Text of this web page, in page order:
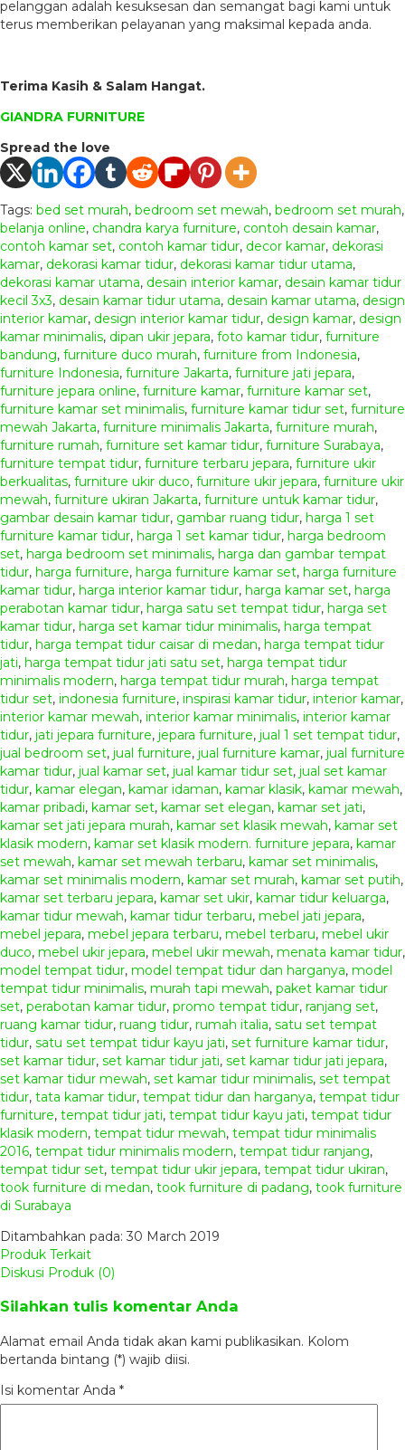
pelanggan adalah kesuksesan dan semangat bagi kami untuk
terus memberikan pelayanan yang maksimal kepada anda.
Terima Kasih & Salam Hangat.
GIANDRA FURNITURE
Spread the love
Tags: bed set murah, bedroom set mewah, bedroom set murah,
belanja online, chandra karya furniture, contoh desain kamar,
contoh kamar set, contoh kamar tidur, decor kamar, dekorasi
kamar, dekorasi kamar tidur, dekorasi kamar tidur utama,
dekorasi kamar utama, desain interior kamar, desain kamar tidur
kecil 3x3, desain kamar tidur utama, desain kamar utama, design
interior kamar, design interior kamar tidur, design kamar, design
kamar minimalis, dipan ukir jepara, foto kamar tidur, furniture
bandung, furniture duco murah, furniture from Indonesia,
furniture Indonesia, furniture Jakarta, furniture jati jepara,
furniture jepara online, furniture kamar, furniture kamar set,
furniture kamar set minimalis, furniture kamar tidur set, furniture
mewah Jakarta, furniture minimalis Jakarta, furniture murah,
furniture rumah, furniture set kamar tidur, furniture Surabaya,
furniture tempat tidur, furniture terbaru jepara, furniture ukir
berkualitas, furniture ukir duco, furniture ukir jepara, furniture ukir
mewah, furniture ukiran Jakarta, furniture untuk kamar tidur,
gambar desain kamar tidur, gambar ruang tidur, harga 1 set
furniture kamar tidur, harga 1 set kamar tidur, harga bedroom
set, harga bedroom set minimalis, harga dan gambar tempat
tidur, harga furniture, harga furniture kamar set, harga furniture
kamar tidur, harga interior kamar tidur, harga kamar set, harga
perabotan kamar tidur, harga satu set tempat tidur, harga set
kamar tidur, harga set kamar tidur minimalis, harga tempat
tidur, harga tempat tidur caisar di medan, harga tempat tidur
jati, harga tempat tidur jati satu set, harga tempat tidur
minimalis modern, harga tempat tidur murah, harga tempat
tidur set, indonesia furniture, inspirasi kamar tidur, interior kamar,
interior kamar mewah, interior kamar minimalis, interior kamar
tidur, jati jepara furniture, jepara furniture, jual 1 set tempat tidur,
jual bedroom set, jual furniture, jual furniture kamar, jual furniture
kamar tidur, jual kamar set, jual kamar tidur set, jual set kamar
tidur, kamar elegan, kamar idaman, kamar klasik, kamar mewah,
kamar pribadi, kamar set, kamar set elegan, kamar set jati,
kamar set jati jepara murah, kamar set klasik mewah, kamar set
klasik modern, kamar set klasik modern. furniture jepara, kamar
set mewah, kamar set mewah terbaru, kamar set minimalis,
kamar set minimalis modern, kamar set murah, kamar set putih,
kamar set terbaru jepara, kamar set ukir, kamar tidur keluarga,
kamar tidur mewah, kamar tidur terbaru, mebel jati jepara,
mebel jepara, mebel jepara terbaru, mebel terbaru, mebel ukir
duco, mebel ukir jepara, mebel ukir mewah, menata kamar tidur,
model tempat tidur, model tempat tidur dan harganya, model
tempat tidur minimalis, murah tapi mewah, paket kamar tidur
set, perabotan kamar tidur, promo tempat tidur, ranjang set,
ruang kamar tidur, ruang tidur, rumah italia, satu set tempat
tidur, satu set tempat tidur kayu jati, set furniture kamar tidur,
set kamar tidur, set kamar tidur jati, set kamar tidur jati jepara,
set kamar tidur mewah, set kamar tidur minimalis, set tempat
tidur, tata kamar tidur, tempat tidur dan harganya, tempat tidur
furniture, tempat tidur jati, tempat tidur kayu jati, tempat tidur
klasik modern, tempat tidur mewah, tempat tidur minimalis
2016, tempat tidur minimalis modern, tempat tidur ranjang,
tempat tidur set, tempat tidur ukir jepara, tempat tidur ukiran,
took furniture di medan, took furniture di padang, took furniture
di Surabaya
Ditambahkan pada: 30 March 2019
Produk Terkait
Diskusi Produk (0)
Silahkan tulis komentar Anda
Alamat email Anda tidak akan kami publikasikan. Kolom
bertanda bintang (*) wajib diisi.
Isi komentar Anda *